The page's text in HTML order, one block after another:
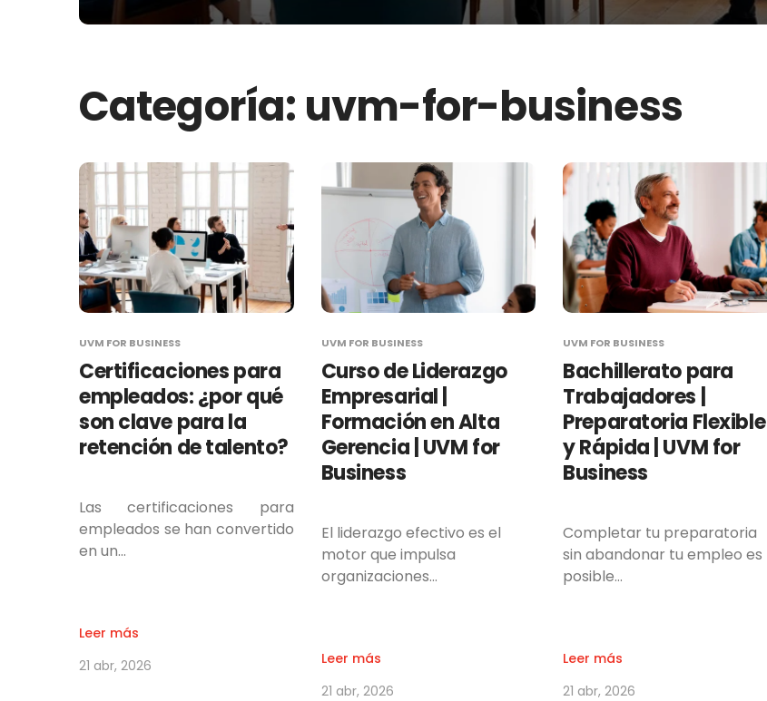
Categoría: uvm-for-business
UVM FOR BUSINESS
Certificaciones para
empleados: ¿por qué
son clave para la
retención de talento?
Las certificaciones para
empleados se han convertido
en un…
Leer más
21 abr, 2026
UVM FOR BUSINESS
Curso de Liderazgo
Empresarial |
Formación en Alta
Gerencia | UVM for
Business
El liderazgo efectivo es el
motor que impulsa
organizaciones…
Leer más
21 abr, 2026
UVM FOR BUSINESS
Bachillerato para
Trabajadores |
Preparatoria Flexible
y Rápida | UVM for
Business
Completar tu preparatoria
sin abandonar tu empleo es
posible…
Leer más
21 abr, 2026